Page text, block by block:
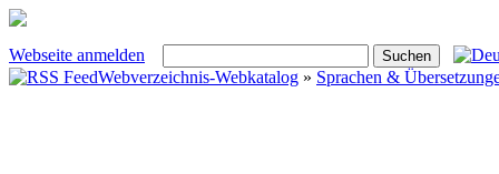
Webseite anmelden
Webverzeichnis-Webkatalog » Sprachen &